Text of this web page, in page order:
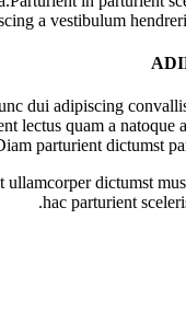
a vestibulum
dui adipiscing
lectus quam a natoque
parturient dictumst
dictumst
hac parturient